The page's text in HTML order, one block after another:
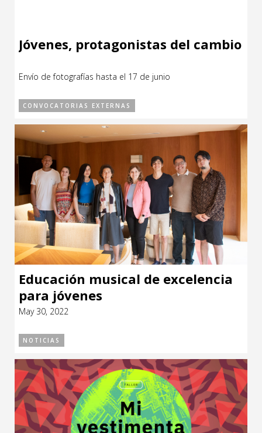
Jóvenes, protagonistas del cambio
Envío de fotografías hasta el 17 de junio
CONVOCATORIAS EXTERNAS
Educación musical de excelencia
para jóvenes
May 30, 2022
NOTICIAS